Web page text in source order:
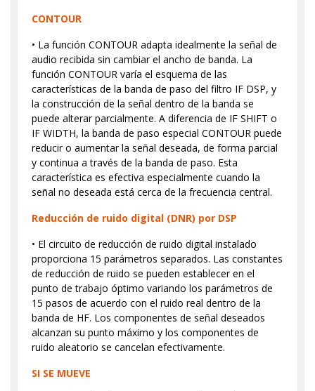
CONTOUR
• La función CONTOUR adapta idealmente la señal de
audio recibida sin cambiar el ancho de banda. La
función CONTOUR varía el esquema de las
características de la banda de paso del filtro IF DSP, y
la construcción de la señal dentro de la banda se
puede alterar parcialmente. A diferencia de IF SHIFT o
IF WIDTH, la banda de paso especial CONTOUR puede
reducir o aumentar la señal deseada, de forma parcial
y continua a través de la banda de paso. Esta
característica es efectiva especialmente cuando la
señal no deseada está cerca de la frecuencia central.
Reducción de ruido digital (DNR) por DSP
• El circuito de reducción de ruido digital instalado
proporciona 15 parámetros separados. Las constantes
de reducción de ruido se pueden establecer en el
punto de trabajo óptimo variando los parámetros de
15 pasos de acuerdo con el ruido real dentro de la
banda de HF. Los componentes de señal deseados
alcanzan su punto máximo y los componentes de
ruido aleatorio se cancelan efectivamente.
SI SE MUEVE